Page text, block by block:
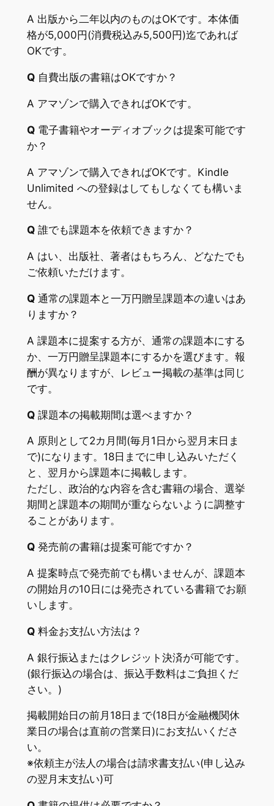
A 出版から二年以内のものはOKです。本体価
格が5,000円(消費税込み5,500円)迄であれば
OKです。
Q自費出版の書籍はOKですか？
A アマゾンで購入できればOKです。
Q電子書籍やオーディオブックは提案可能です
か？
A アマゾンで購入できればOKです。Kindle
Unlimited への登録はしてもしなくても構いま
せん。
Q誰でも課題本を依頼できますか？
A はい、出版社、著者はもちろん、どなたでも
ご依頼いただけます。
Q通常の課題本と一万円贈呈課題本の違いはあ
りますか？
A 課題本に提案する方が、通常の課題本にする
か、一万円贈呈課題本にするかを選びます。報
酬が異なりますが、レビュー掲載の基準は同じ
です。
Q課題本の掲載期間は選べますか？
A 原則として2カ月間(毎月1日から翌月末日ま
で)になります。18日までに申し込みいただく
と、翌月から課題本に掲載します。
ただし、政治的な内容を含む書籍の場合、選挙
期間と課題本の期間が重ならないように調整す
ることがあります。
Q発売前の書籍は提案可能ですか？
A 提案時点で発売前でも構いませんが、課題本
の開始月の10日には発売されている書籍でお願
いします。
Q料金お支払い方法は？
A 銀行振込またはクレジット決済が可能です。
(銀行振込の場合は、振込手数料はご負担くだ
さい。)
掲載開始日の前月18日まで(18日が金融機関休
業日の場合は直前の営業日)にお支払いくださ
い。
※依頼主が法人の場合は請求書支払い(申し込み
の翌月末支払い)可